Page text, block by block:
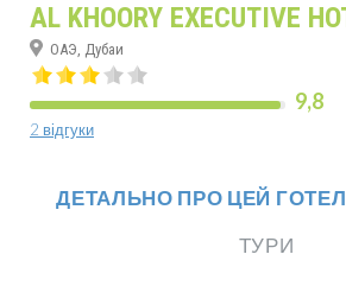
AL KHOORY EXECUTIVE
ОАЭ, Дубаи
9,8
2 відгуки
ДЕТАЛЬНО ПРО ЦЕЙ
ТУРИ